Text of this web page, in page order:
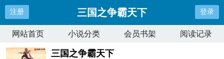
注册 三国之争霸天下 登录
网站首页 小说分类 会员书架 阅读记录
三国之争霸天下